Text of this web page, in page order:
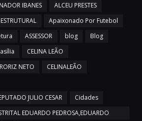
IBANES
ALCEU PRESTES
Apaixonado Por Futebol
ASSESSOR blog
Blog
CELINA LEÃO
NETO
CELINALEÃO
JULIO CESAR
Cidades
EDUARDO PEDROSA,EDUARDO